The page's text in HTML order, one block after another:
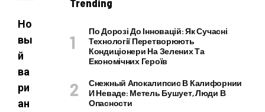
Но
вы
й
ва
ри
ан
Trending
По Дорозі До Інновацій: Як Сучасні
Технології Перетворюють
Кондиціонери На Зелених Та
Економічних Героїв
Снежный Апокалипсис В Калифорнии
И Неваде: Метель Бушует, Люди В
Опасности